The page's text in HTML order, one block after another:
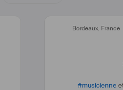
Bordeaux, France
#musicienne